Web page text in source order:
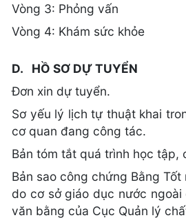
Vòng 3: Phỏng vấn
Vòng 4: Khám sức khỏe
D. HỒ SƠ DỰ TUYỂN
Đơn xin dự tuyển.
Sơ yếu lý lịch tự thuật khai
cơ quan đang công tác.
Bản tóm tắt quá trình học
Bản sao công chứng Bằng
do cơ sở giáo dục nước
văn bằng của Cục Quản lý